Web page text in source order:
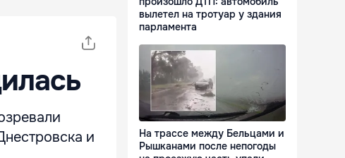
и
вылетел на тротуар у здания
парламента
На трассе между Бельцами и
Рышканами после непогоды